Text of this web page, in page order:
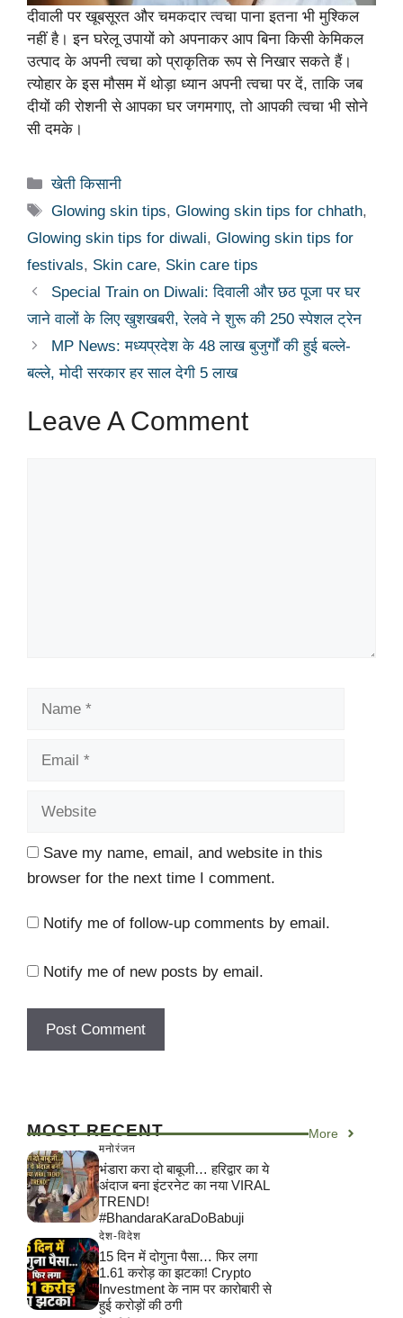
दीवाली पर खूबसूरत और चमकदार त्वचा पाना इतना भी मुश्किल
नहीं है। इन घरेलू उपायों को अपनाकर आप बिना किसी केमिकल
उत्पाद के अपनी त्वचा को प्राकृतिक रूप से निखार सकते हैं।
त्योहार के इस मौसम में थोड़ा ध्यान अपनी त्वचा पर दें, ताकि जब
दीयों की रोशनी से आपका घर जगमगाए, तो आपकी त्वचा भी सोने
सी दमके।
Categories
खेती किसानी
Tags
Glowing skin tips,Glowing skin tips for chhath,
Glowing skin tips for diwali, Glowing skin tips for
festivals, Skin care, Skin care tips
Special Train on Diwali: दिवाली और छठ पूजा पर घर
जाने वालों के लिए खुशखबरी, रेलवे ने शुरू की 250 स्पेशल ट्रेन
MP News: मध्यप्रदेश के 48 लाख बुजुर्गों की हुई बल्ले-
बल्ले, मोदी सरकार हर साल देगी 5 लाख
Leave A Comment
Save my name, email, and website in this
browser for the next time I comment.
Notify me of follow-up comments by email.
Notify me of new posts by email.
MOST RECENT More
मनोरंजन
भंडारा करा दो बाबूजी… हरिद्वार का ये
अंदाज बना इंटरनेट का नया VIRAL
TREND!
#BhandaraKaraDoBabuji
देश-विदेश
15 दिन में दोगुना पैसा… फिर लगा
1.61 करोड़ का झटका! Crypto
Investment के नाम पर कारोबारी से
हुई करोड़ों की ठगी